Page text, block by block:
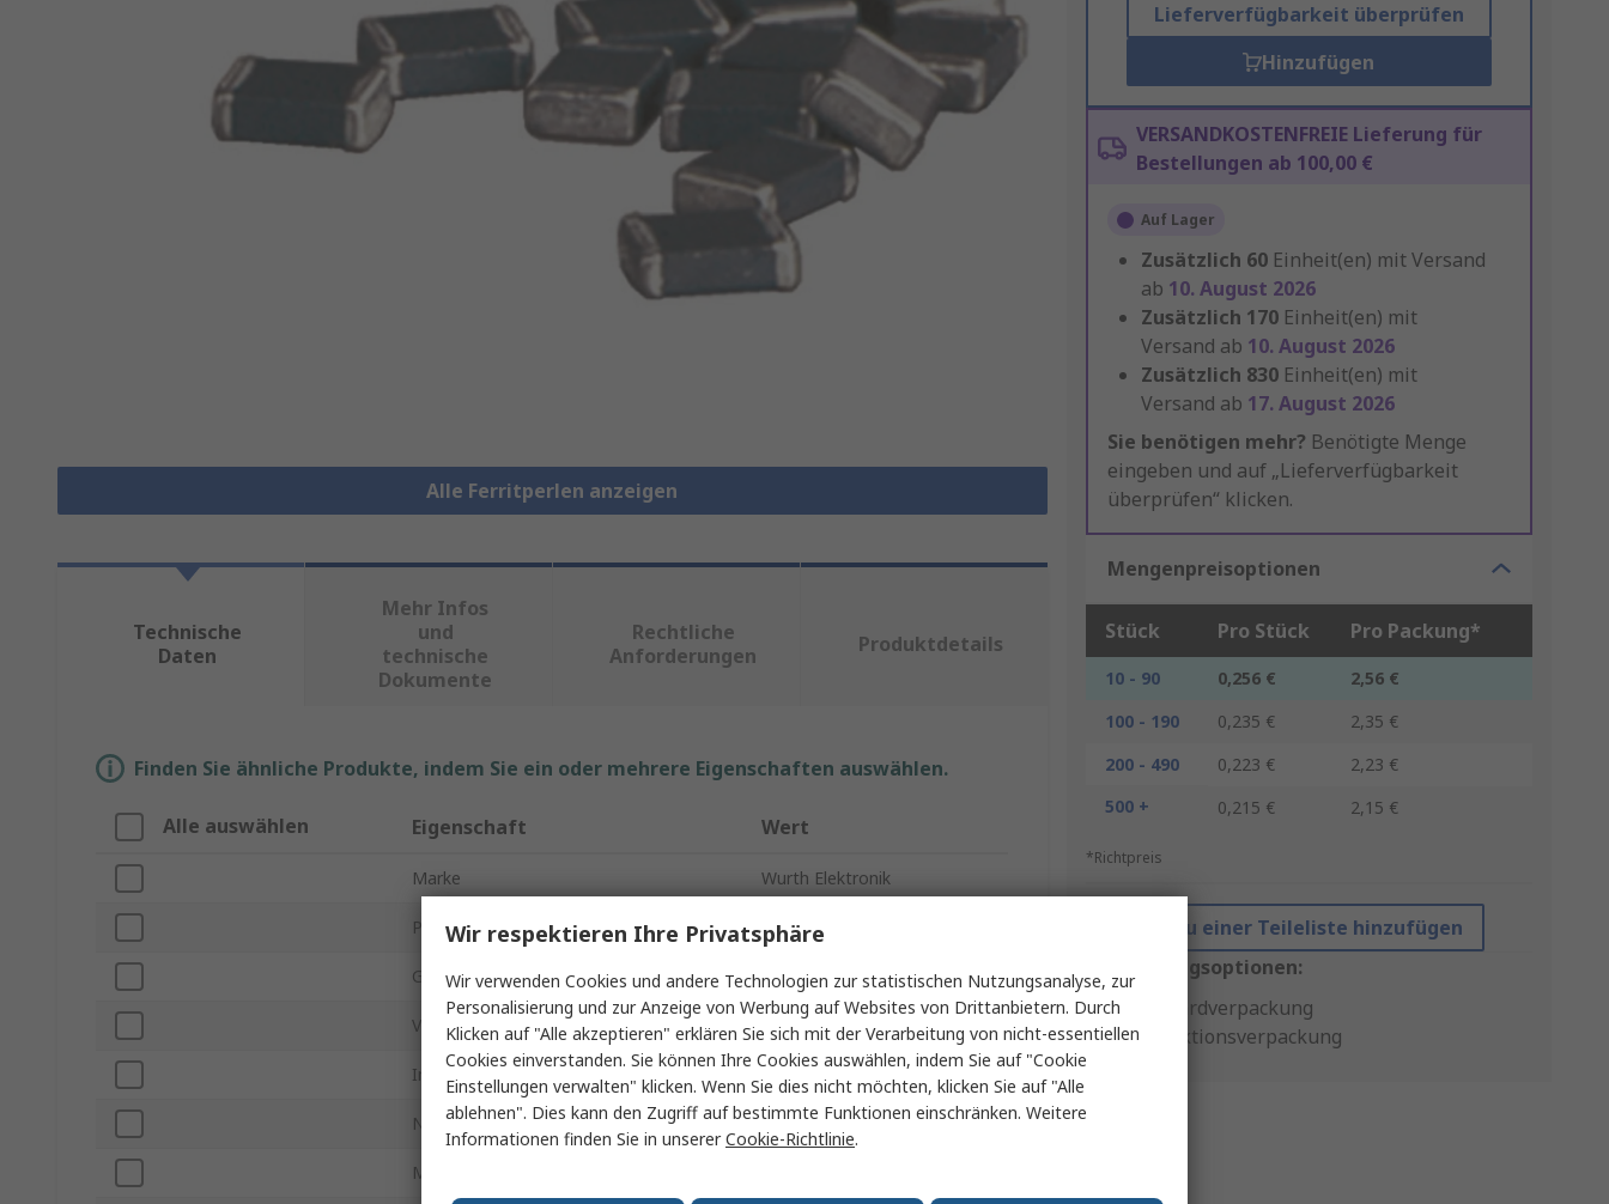
Alle Ferritperlen anzeigen
Lieferverfügbarkeit überprüfen
Hinzufügen
VERSANDKOSTENFREIE Lieferung für
Bestellungen ab 100,00 €
Auf Lager
Zusätzlich 60 Einheit(en) mit Versand
ab 10. August 2026
Zusätzlich 170 Einheit(en) mit
Versand ab 10. August 2026
Zusätzlich 830 Einheit(en) mit
Versand ab 17. August 2026
Sie benötigen mehr? Benötigte Menge
eingeben und auf „Lieferverfügbarkeit
überprüfen“ klicken.
Mengenpreisoptionen
Stück Pro Stück Pro Packung*
10 - 90 0,256 €
2,56 €
100 - 190
0,235 €
2,35 €
200 - 490
0,223 €
2,23 €
500 +
0,215 € 2,15 €
*Richtpreis
Zu einer Teileliste hinzufügen
Verpackungsoptionen:
Standardverpackung
Produktionsverpackung
Technische
Daten
Mehr Infos
und
technische
Dokumente
Rechtliche
Anforderungen
Produktdetails
Finden Sie ähnliche Produkte, indem Sie ein oder mehrere Eigenschaften auswählen.
Alle auswählen Eigenschaft Wert
Marke Wurth Elektronik
Produkt Typ Ferritperle
Gehäusegröße 1812
Verpackungsart Band und Rolle
Impedanz bei 100 MHz 680Ω
Nennstrom 4A
Montageart
Wir respektieren Ihre Privatsphäre
Wir verwenden Cookies und andere Technologien zur statistischen Nutzungsanalyse, zur
Personalisierung und zur Anzeige von Werbung auf Websites von Drittanbietern. Durch
Klicken auf "Alle akzeptieren" erklären Sie sich mit der Verarbeitung von nicht-essentiellen
Cookies einverstanden. Sie können Ihre Cookies auswählen, indem Sie auf "Cookie
Einstellungen verwalten" klicken. Wenn Sie dies nicht möchten, klicken Sie auf "Alle
ablehnen". Dies kann den Zugriff auf bestimmte Funktionen einschränken. Weitere
Informationen finden Sie in unsererCookie-Richtlinie.